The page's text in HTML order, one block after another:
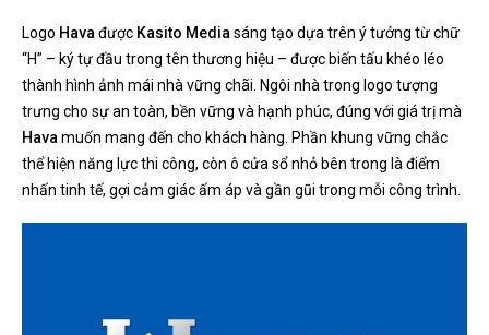
Logo Hava được Kasito Media sáng tạo dựa trên ý tưởng từ chữ
“H” – ký tự đầu trong tên thương hiệu – được biến tấu khéo léo
thành hình ảnh mái nhà vững chãi. Ngôi nhà trong logo tượng
trưng cho sự an toàn, bền vững và hạnh phúc, đúng với giá trị mà
Hava muốn mang đến cho khách hàng. Phần khung vững chắc
thể hiện năng lực thi công, còn ô cửa sổ nhỏ bên trong là điểm
nhấn tinh tế, gợi cảm giác ấm áp và gần gũi trong mỗi công trình.